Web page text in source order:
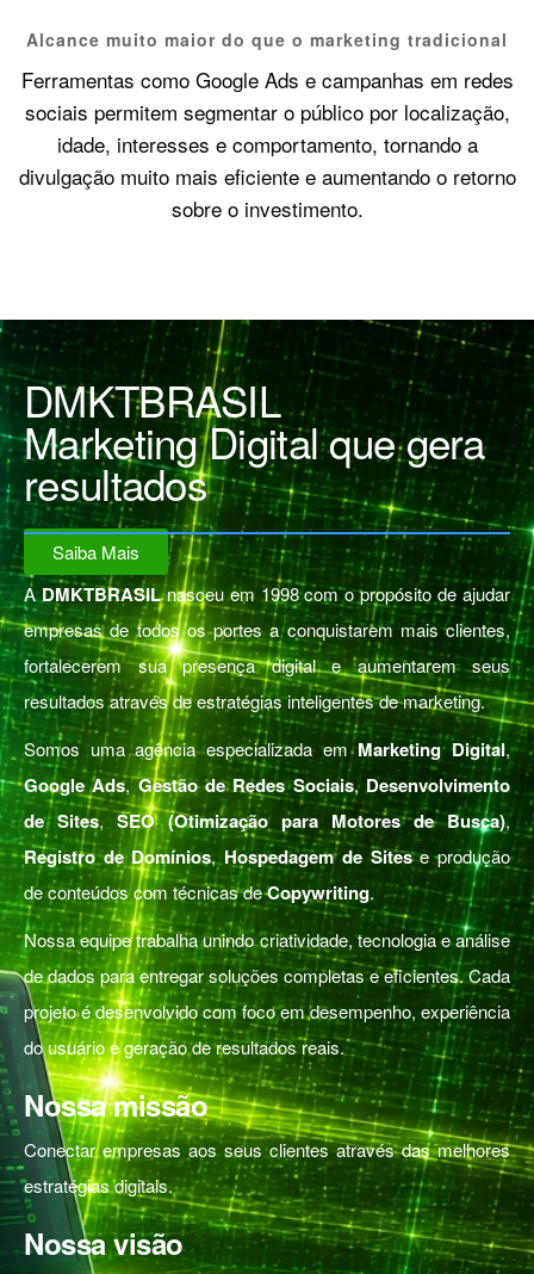
Alcance muito maior do que o marketing tradicional
Ferramentas como Google Ads e campanhas em redes
sociais permitem segmentar o público por localização,
idade, interesses e comportamento, tornando a
divulgação muito mais eficiente e aumentando o retorno
sobre o investimento.
DMKTBRASIL
Marketing Digital que gera
resultados
Saiba Mais
ADMKTBRASILnasceu em 1998 com o propósito de ajudar
empresas de todos os portes a conquistarem mais clientes,
fortalecerem sua presença digital e aumentarem seus
resultados através de estratégias inteligentes de marketing.
Somos uma agência especializada emMarketing Digital,
Google Ads,Gestão de Redes Sociais,Desenvolvimento
de Sites,SEO (Otimização para Motores de Busca),
Registro de Domínios, Hospedagem de Sitese produção
de conteúdos com técnicas deCopywriting.
Nossa equipe trabalha unindo criatividade, tecnologia e análise
de dados para entregar soluções completas e eficientes. Cada
projeto é desenvolvido com foco em desempenho, experiência
do usuário e geração de resultados reais.
Nossa missão
Conectar empresas aos seus clientes através das melhores
estratégias digitais.
Nossa visão